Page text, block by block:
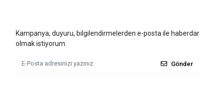
Kampanya, duyuru, bilgilendirmelerden e-posta ile haberdar
olmak istiyorum.
Gönder